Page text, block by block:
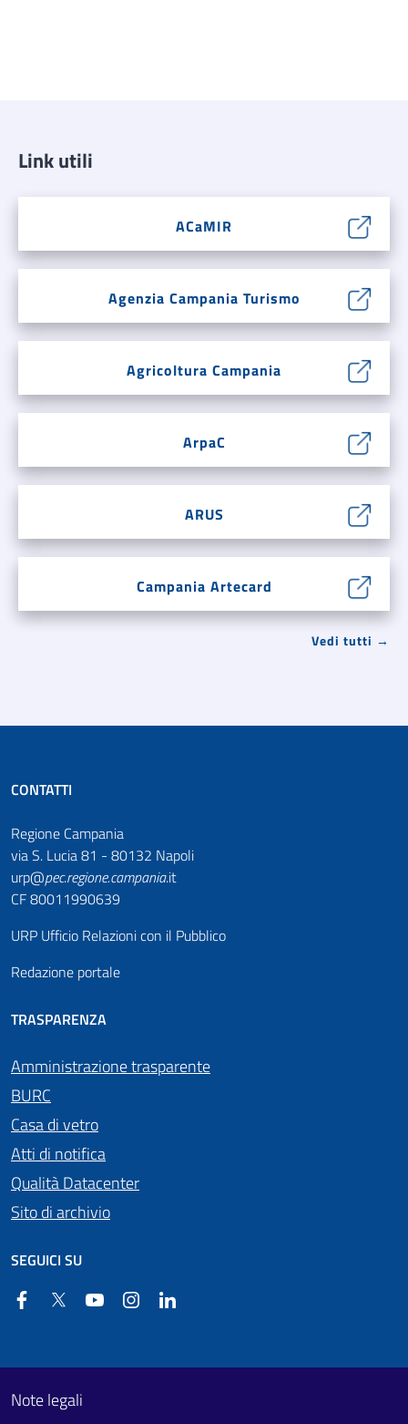
Link utili
ACaMIR
Agenzia Campania Turismo
Agricoltura Campania
ArpaC
ARUS
Campania Artecard
Vedi tutti →
CONTATTI
Regione Campania
via S. Lucia 81 - 80132 Napoli
urp@pec.regione.campania.it
CF 80011990639
URP Ufficio Relazioni con il Pubblico
Redazione portale
TRASPARENZA
Amministrazione trasparente
BURC
Casa di vetro
Atti di notifica
Qualità Datacenter
Sito di archivio
SEGUICI SU
FacebookTwitter YouTube Instagram
Footer First
Useful links section
Note legali